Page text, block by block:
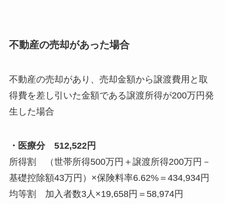
不動産の売却があった場合
不動産の売却があり、売却金額から譲渡費用と取
得費を差し引いた金額である譲渡所得が200万円発
生した場合
・医療分 512,522円
所得割 （世帯所得500万円＋譲渡所得200万円－
基礎控除額43万円）×保険料率6.62%＝434,934円
均等割 加入者数3人×19,658円＝58,974円